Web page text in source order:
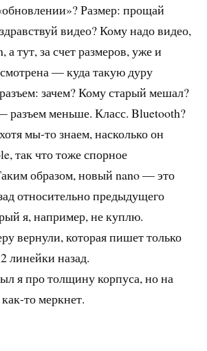
Размер: прощай
видео? Кому надо видео,
а тут, за счет размеров, уже и
— куда такую дуру
зачем? Кому старый мешал?
разъем меньше. Класс. Bluetooth?
мы-то знаем, насколько он
так что тоже спорное
образом, новый nano — это
относительно предыдущего
я, например, не куплю.
вернули, которая пишет только
линейки назад.
я про толщину корпуса, но на
то меркнет.